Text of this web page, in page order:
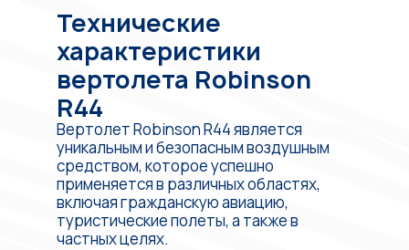
Технические
характеристики
вертолета Robinson
R44
Вертолет Robinson R44 является
уникальным и безопасным воздушным
средством, которое успешно
применяется в различных областях,
включая гражданскую авиацию,
туристические полеты, а также в
частных целях.